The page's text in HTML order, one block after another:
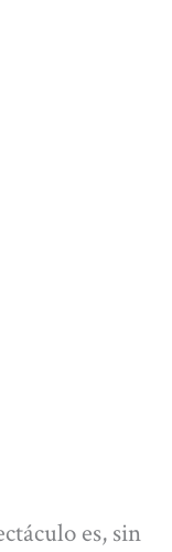
es, sin